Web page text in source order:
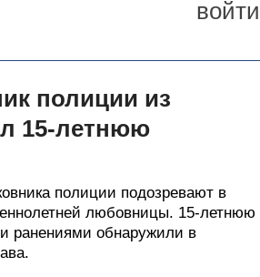
войти
полиции из
15-летнюю
полиции подозревают в
любовницы. 15-летнюю
ранениями обнаружили в